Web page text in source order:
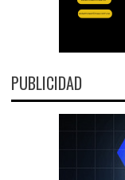
PUBLICIDAD